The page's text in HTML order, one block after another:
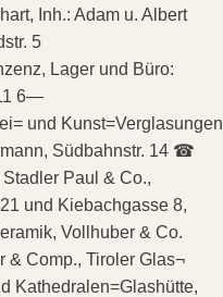
Inh.: Adam u. Albert
5
Lager und Büro:
6—
und Kunst=Verglasungen
Südbahnstr. 14 ☎
Stadler Paul & Co.,
und Kiebachgasse 8,
Vollhuber & Co.
& Comp., Tiroler Glas¬
Kathedralen=Glashütte,